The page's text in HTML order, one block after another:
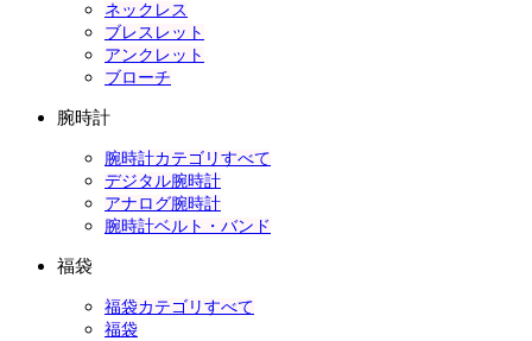
ネックレス
ブレスレット
アンクレット
ブローチ
腕時計
腕時計カテゴリすべて
デジタル腕時計
アナログ腕時計
腕時計ベルト・バンド
福袋
福袋カテゴリすべて
福袋